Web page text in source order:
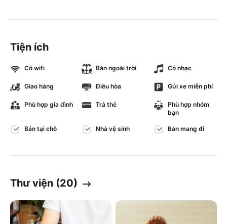
Tiện ích
Có wifi Bàn ngoài trời Có nhạc
Giao hàng Điều hòa Gửi xe miễn phí
Phù hợp gia đình Trả thẻ
Phù hợp nhóm
bạn
Bán tại chỗ Nhà vệ sinh Bán mang đi
Thư viện (20)